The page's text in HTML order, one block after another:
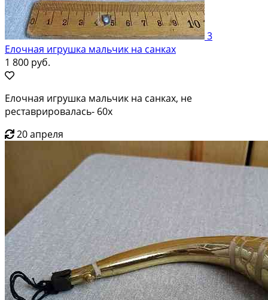
3
Елочная игрушка мальчик на санках
1 800 руб.
Елочная игрушка мальчик на санках, не
реставрировалась- 60х
20 апреля